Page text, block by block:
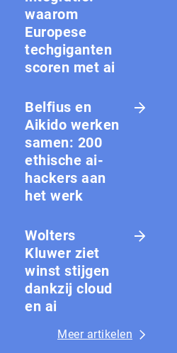
waarom
Europese
techgiganten
scoren met ai
Belfius en
Aikido werken
samen: 200
ethische ai-
hackers aan
het werk
Wolters
Kluwer ziet
winst stijgen
dankzij cloud
en ai
Meer artikelen